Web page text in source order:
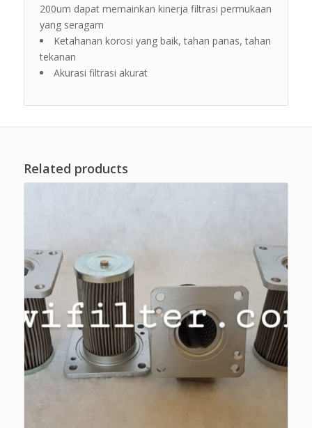
200um dapat memainkan kinerja filtrasi permukaan
yang seragam
Ketahanan korosi yang baik, tahan panas, tahan
tekanan
Akurasi filtrasi akurat
Related products